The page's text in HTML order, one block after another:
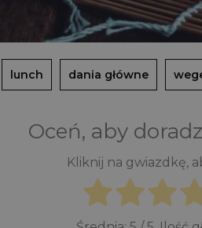
lunch dania główne
Oceń, aby
Kliknij na gwiazdkę,